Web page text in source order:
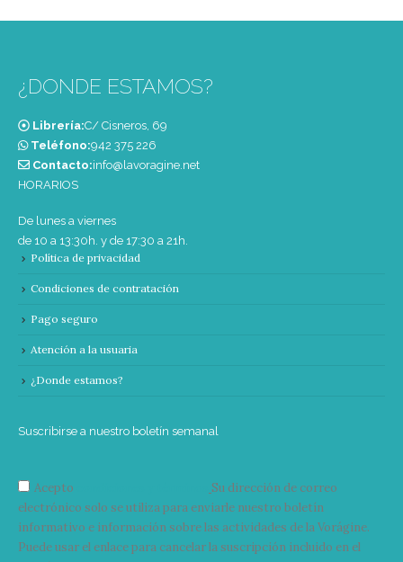
¿DONDE ESTAMOS?
Librería:C/ Cisneros, 69
Teléfono:‭942 375 226‬
Contacto:info@lavoragine.net
HORARIOS
De lunes a viernes
de 10 a 13:30h. y de 17:30 a 21h.
Política de privacidad
Condiciones de contratación
Pago seguro
Atención a la usuaria
¿Donde estamos?
Suscribirse a nuestro boletín semanal
Acepto
Su dirección de correo
electrónico solo se utiliza para enviarle nuestro boletín
informativo e información sobre las actividades de la Vorágine.
Puede usar el enlace para cancelar la suscripción incluido en el